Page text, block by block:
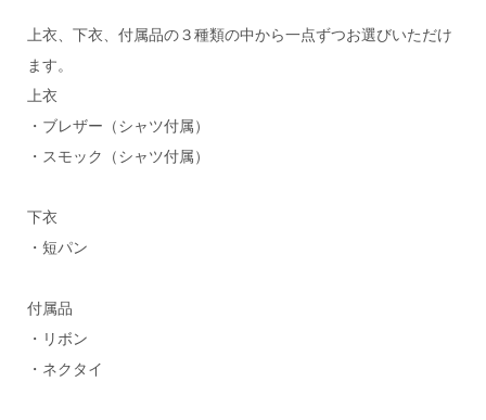
上衣、下衣、付属品の３種類の中から一点ずつお選びいただけ
ます。
上衣
・ブレザー（シャツ付属）
・スモック（シャツ付属）
下衣
・短パン
付属品
・リボン
・ネクタイ